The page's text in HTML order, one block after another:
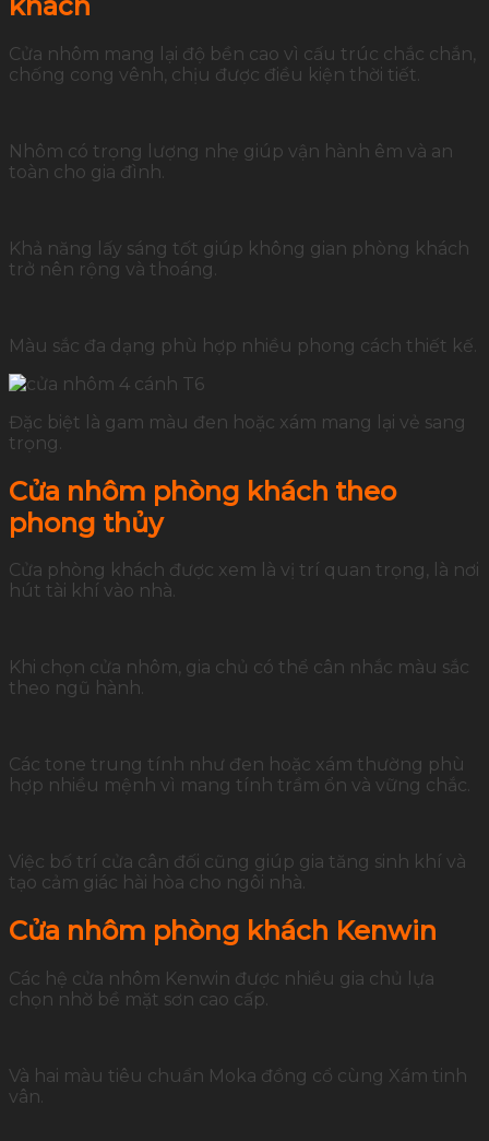
Cửa nhôm mang lại độ bền cao vì cấu trúc chắc chắn,
chống cong vênh, chịu được điều kiện thời tiết.
Nhôm có trọng lượng nhẹ giúp vận hành êm và an
toàn cho gia đình.
Khả năng lấy sáng tốt giúp không gian phòng khách
trở nên rộng và thoáng.
Màu sắc đa dạng phù hợp nhiều phong cách thiết kế.
Đặc biệt là gam màu đen hoặc xám mang lại vẻ sang
trọng.
Cửa nhôm phòng khách theo
phong thủy
Cửa phòng khách được xem là vị trí quan trọng, là nơi
hút tài khí vào nhà.
Khi chọn cửa nhôm, gia chủ có thể cân nhắc màu sắc
theo ngũ hành.
Các tone trung tính như đen hoặc xám thường phù
hợp nhiều mệnh vì mang tính trầm ổn và vững chắc.
Việc bố trí cửa cân đối cũng giúp gia tăng sinh khí và
tạo cảm giác hài hòa cho ngôi nhà.
Cửa nhôm phòng khách Kenwin
Các hệ cửa nhôm Kenwin được nhiều gia chủ lựa
chọn nhờ bề mặt sơn cao cấp.
Và hai màu tiêu chuẩn Moka đồng cổ cùng Xám tinh
vân.